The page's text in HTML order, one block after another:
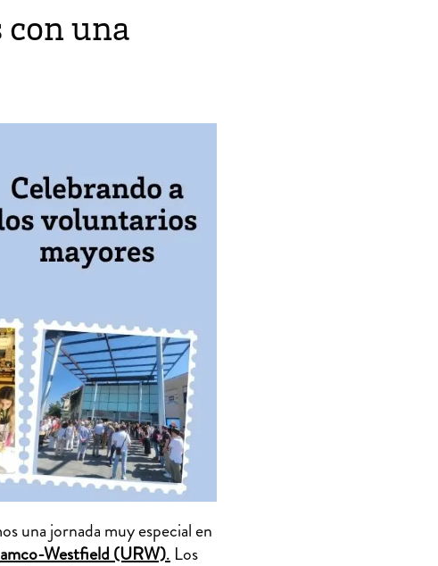
con una
una jornada muy especial en
Westfield (URW). Los